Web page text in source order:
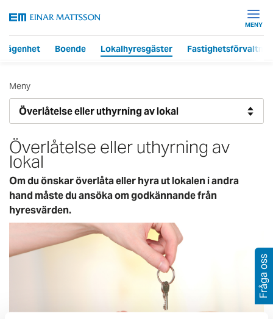
MENY
lägenhet Boende Lokalhyresgäster
Meny
Överlåtelse eller uthyrning av
lokal
Om du önskar överlåta eller hyra ut lokalen i andra
hand måste du ansöka om godkännande från
hyresvärden.
Fråga oss